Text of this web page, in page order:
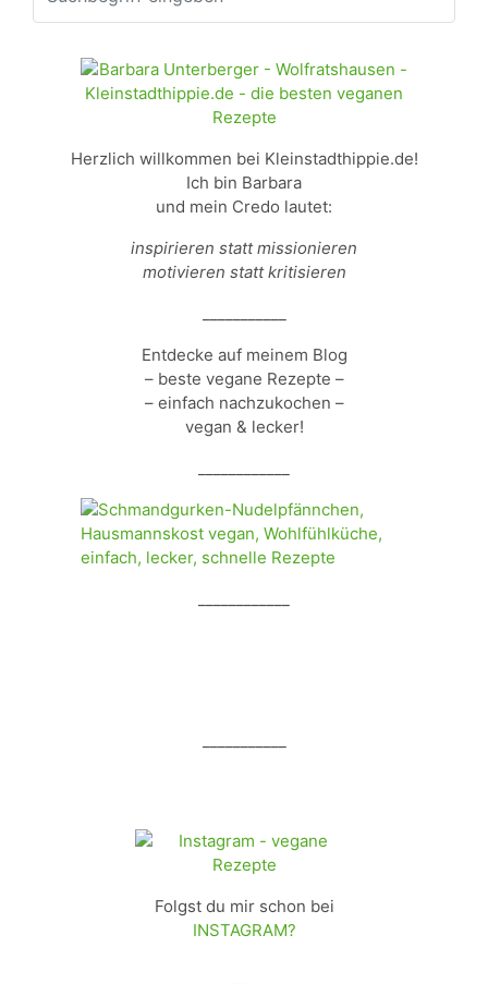
Herzlich willkommen bei Kleinstadthippie.de!
Ich bin Barbara
und mein Credo lautet:
inspirieren statt missionieren
motivieren statt kritisieren
Entdecke auf meinem Blog
– beste vegane Rezepte –
– einfach nachzukochen –
vegan & lecker!
Folgst du mir schon bei
INSTAGRAM?